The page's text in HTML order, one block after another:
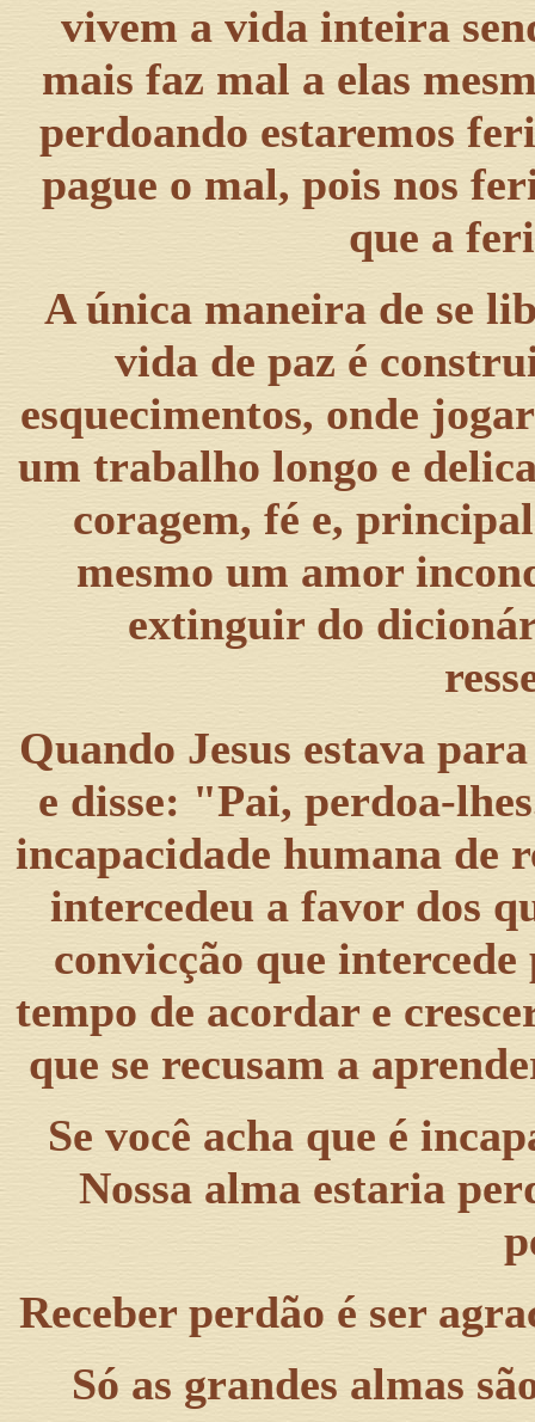
vivem a vida inteira
mais faz mal a elas
perdoando estaremos
pague o mal, pois nos
que a
A única maneira de se
vida de paz é
esquecimentos, onde
um trabalho longo e
coragem, fé e,
mesmo um amor
extinguir do
Quando Jesus estava
e disse: "Pai, perdoa-
incapacidade humana de
intercedeu a favor dos
convicção que
tempo de acordar e
que se recusam a
Se você acha que é
Nossa alma estaria
Receber perdão é ser
Só as grandes almas